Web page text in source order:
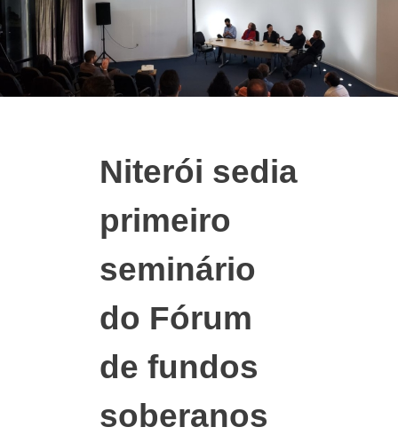
Niterói sedia
primeiro
seminário
do Fórum
de fundos
soberanos